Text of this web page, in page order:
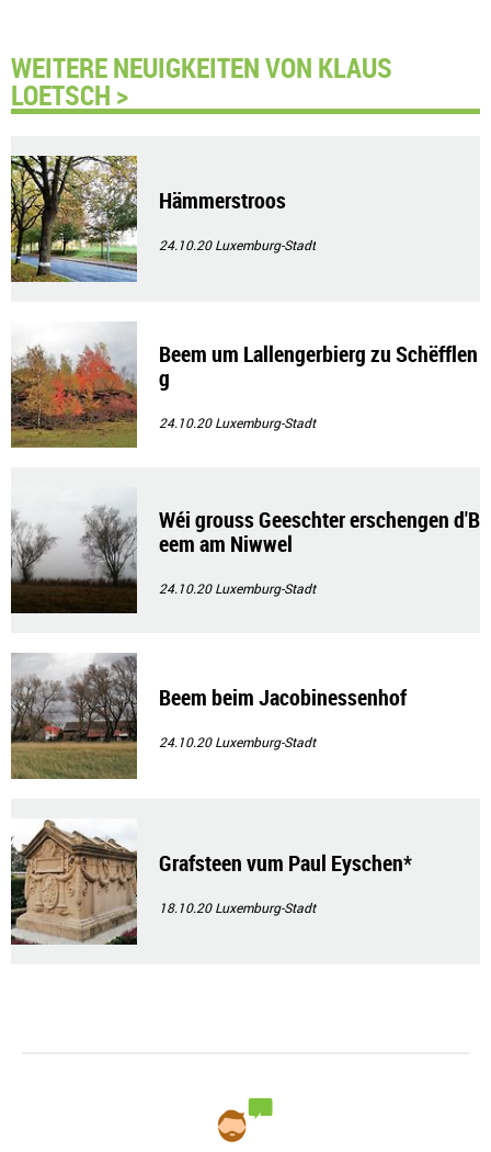
WEITERE NEUIGKEITEN VON KLAUS
LOETSCH >
Hämmerstroos
24.10.20Luxemburg-Stadt
Beem um Lallengerbierg zu Schëfflen
g
24.10.20Luxemburg-Stadt
Wéi grouss Geeschter erschengen d'B
eem am Niwwel
24.10.20Luxemburg-Stadt
Beem beim Jacobinessenhof
24.10.20Luxemburg-Stadt
Grafsteen vum Paul Eyschen*
18.10.20Luxemburg-Stadt